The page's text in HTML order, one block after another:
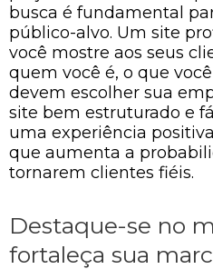
busca é fundamental
público-alvo. Um site
você mostre aos seus
quem você é, o que
devem escolher sua
site bem estruturado e
uma experiência
que aumenta a
tornarem clientes fiéis.
Destaque-se no
fortaleça sua